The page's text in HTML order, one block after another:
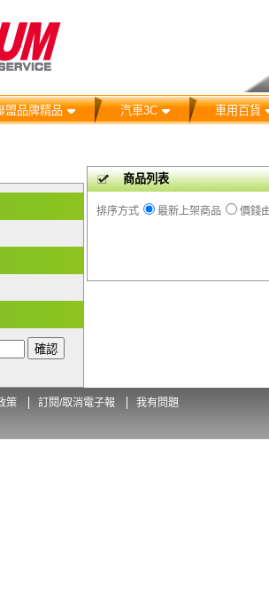
盟品牌精品 汽車3C 車用百貨
商品列表
排序方式 最新上架商品 價錢
策 訂閱/取消電子報 我有問題